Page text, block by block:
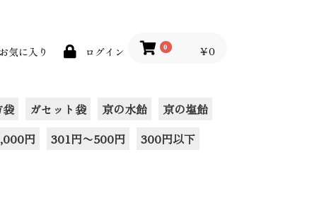
お気に入り ログイン 0 ￥0
ガセット袋 京の水飴
京の塩飴
円 301円〜500円 300円以下